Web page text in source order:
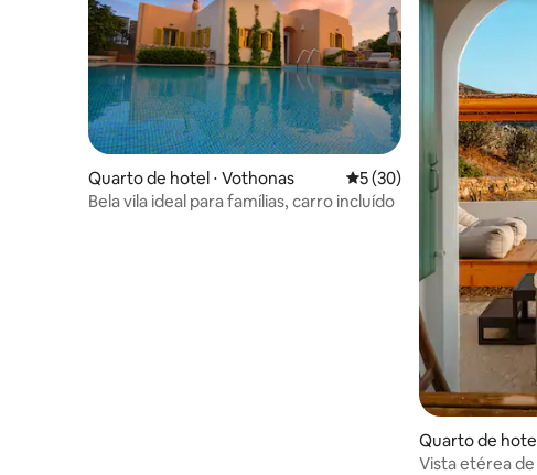
Quarto de hotel ⋅ Vothonas 5 de uma avaliação
5 (30)
Bela vila ideal para famílias, carro incluído
Quarto de
Vista etérea